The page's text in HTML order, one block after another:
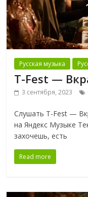
Русская музыка
T-Fest —
3 сентября, 2023
Слушать T-Fest —
на Яндекс Музыке
захочешь, есть
Read more